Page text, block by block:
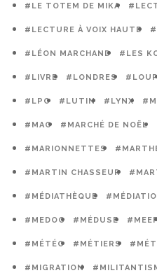
#LE TOTEM DE MIKA
#LECTURE À VOIX HAUTE
#LÉON MARCHAND #LES
#LIVRE #LONDRES
#LPO #LUTIN #LYNX
#MAO #MARCHÉ DE NOËL
#MARIONNETTES
#MARTIN CHASSEUR
#MÉDIATHÈQUE
#MEDOC #MÉDUSE #MEEF
#MÉTÉO #MÉTIERS
#MIGRATION